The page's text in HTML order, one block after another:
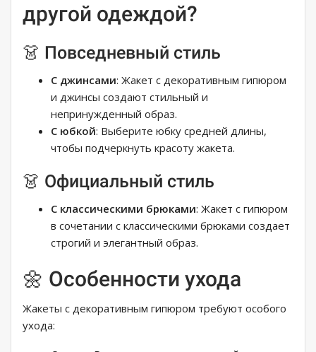
другой одеждой?
👗 Повседневный стиль
С джинсами: Жакет с декоративным гипюром
и джинсы создают стильный и
непринужденный образ.
С юбкой: Выберите юбку средней длины,
чтобы подчеркнуть красоту жакета.
👗 Официальный стиль
С классическими брюками: Жакет с гипюром
в сочетании с классическими брюками создает
строгий и элегантный образ.
🌼 Особенности ухода
Жакеты с декоративным гипюром требуют особого
ухода: